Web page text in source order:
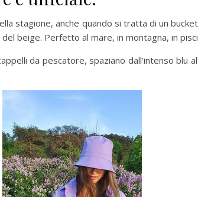
stagione, anche quando si tratta di un
beige. Perfetto al mare, in montagna, in
da pescatore, spaziano dall’intenso blu